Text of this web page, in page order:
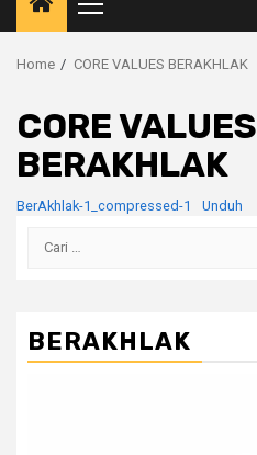
Primary
Menu
Home CORE VALUES BERAKHLAK
CORE VALUES
BERAKHLAK
BerAkhlak-1_compressed-1 Unduh
Cari
BERAKHLAK